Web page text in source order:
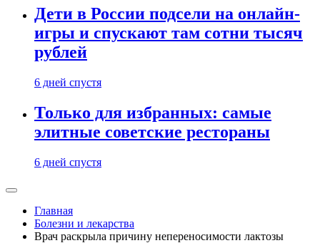
Дети в России подсели на онлайн-
игры и спускают там сотни тысяч
рублей
6 дней спустя
Только для избранных: самые
элитные советские рестораны
6 дней спустя
Главная
Болезни и лекарства
Врач раскрыла причину непереносимости лактозы